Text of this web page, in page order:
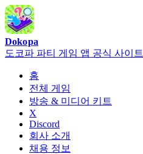
Dokopa
도코파 파티 게임 앱 공식 사이트
홈
전체 게임
방송 & 미디어 키트
X
Discord
회사 소개
채용 정보